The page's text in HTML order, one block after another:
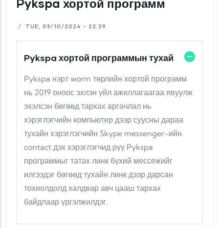
Pykspa хортой программ
/ TUE, 09/10/2024 - 22:29
Pykspa хортой программын тухай
Pykspa нэрт worm төрлийн хортой программ
нь 2019 оноос эхлэн үйл ажиллагаагаа явуулж
эхэлсэн бөгөөд тархах аргачлал нь
хэрэглэгчийн компьютер дээр суусны дараа
тухайн хэрэглэгчийн Skype messenger-ийн
contact дэх хэрэглэгчид рүү Pykspa
программыг татах линк бүхий мессежийг
илгээдэг бөгөөд тухайн линк дээр дарсан
тохиолдолд халдвар авч цааш тархах
байдлаар үргэлжилдэг.